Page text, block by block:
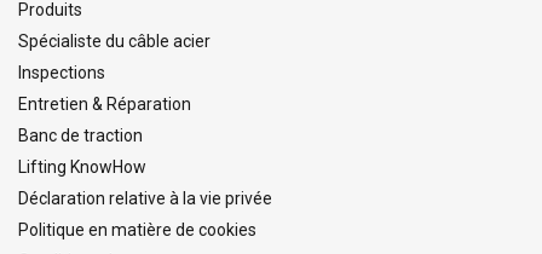
Produits
Spécialiste du câble acier
Inspections
Entretien & Réparation
Banc de traction
Lifting KnowHow
Déclaration relative à la vie privée
Politique en matière de cookies